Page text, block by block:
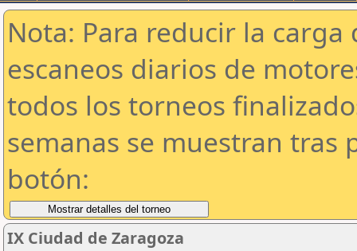
Nota: Para reducir la
escaneos diarios de
todos los torneos
semanas se muestran tras
botón:
IX Ciudad de Zaragoza